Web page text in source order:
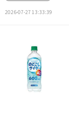
2026-07-27 13:33:39